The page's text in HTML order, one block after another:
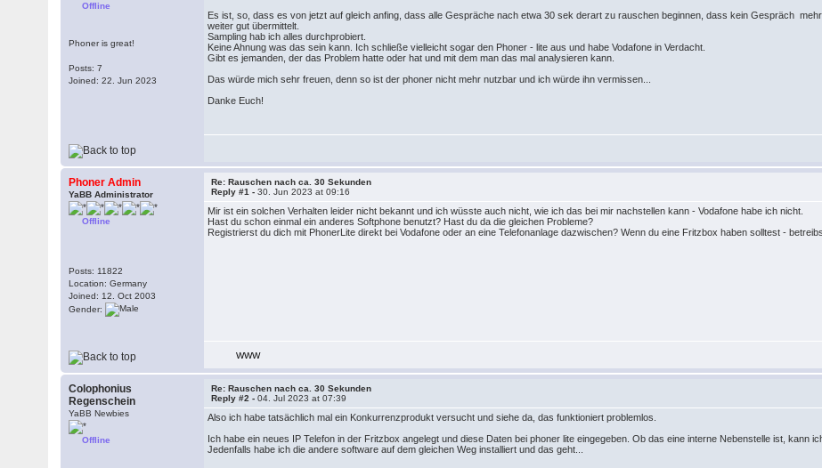
Offline
Phoner is great!
Posts: 7
Joined: 22. Jun 2023
Es ist, so, dass es von jetzt auf gleich anfing, dass alle Gespräche nach etwa 30 sek derart zu rauschen beginnen, dass kein Gespräch
weiter gut übermittelt.
Sampling hab ich alles durchprobiert.
Keine Ahnung was das sein kann. Ich schließe vielleicht sogar den Phoner - lite aus und habe Vodafone in Verdacht.
Gibt es jemanden, der das Problem hatte oder hat und mit dem man das mal analysieren kann.
Das würde mich sehr freuen, denn so ist der phoner nicht mehr nutzbar und ich würde ihn vermissen...
Danke Euch!
Phoner Admin
YaBB Administrator
Offline
Posts: 11822
Location: Germany
Joined: 12. Oct 2003
Gender:
Re: Rauschen nach ca. 30 Sekunden
Reply #1 -30. Jun 2023 at 09:16
Mir ist ein solchen Verhalten leider nicht bekannt und ich wüsste auch nicht, wie ich das bei mir nachstellen kann - Vodafone habe ich nicht.
Hast du schon einmal ein anderes Softphone benutzt? Hast du da die gleichen Probleme?
Registrierst du dich mit PhonerLite direkt bei Vodafone oder an eine Telefonanlage dazwischen? Wenn du eine Fritzbox haben solltest -
WWW
Colophonius
Regenschein
YaBB Newbies
Offline
Re: Rauschen nach ca. 30 Sekunden
Reply #2 -04. Jul 2023 at 07:39
Also ich habe tatsächlich mal ein Konkurrenzprodukt versucht und siehe da, das funktioniert problemlos.
Ich habe ein neues IP Telefon in der Fritzbox angelegt und diese Daten bei phoner lite eingegeben. Ob das eine interne Nebenstelle ist, kann
Jedenfalls habe ich die andere software auf dem gleichen Weg installiert und das geht...